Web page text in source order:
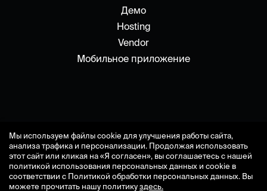
Демо
Hosting
Vendor
Мобильное приложение
2009 - 2026 fort-monitor © системы мониторинга
транспорта
Мы используем файлы cookie для улучшения работы сайта,
анализа трафика и персонализации. Продолжая использовать
этот сайт или кликая на «Я согласен», вы соглашаетесь с нашей
политикой использования персональных данных и cookie в
соответствии с Политикой обработки персональных данных. Вы
можете прочитать нашу политику здесь.